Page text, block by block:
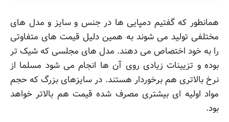
همانطور که گفتیم دمپایی ها در جنس و سایز و مدل های
مختلفی تولید می شوند به همین دلیل قیمت های متفاوتی
را به خود اختصاص می دهند. مدل های مجلسی که شیک تر
بوده و تزیینات زیادی روی آن ها انجام می شود مسلما از
نرخ بالاتری هم برخوردار هستند. در سایزهای بزرگ که حجم
مواد اولیه ای بیشتری مصرف شده قیمت هم بالاتر خواهد
بود.